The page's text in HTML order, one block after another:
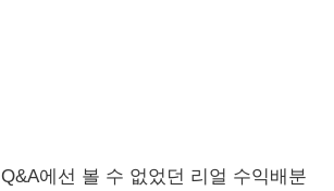
Q&A에선 볼 수 없었던 리얼 수익배분